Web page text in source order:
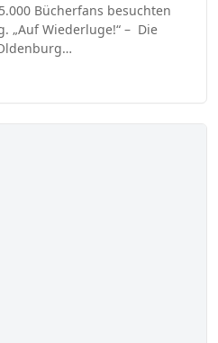
Bücherfans besuchten
„Auf Wiederluge!“ – Die